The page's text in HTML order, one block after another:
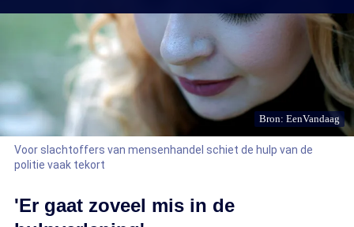
Bron: EenVandaag
Voor slachtoffers van mensenhandel schiet de hulp van de
politie vaak tekort
'Er gaat zoveel mis in de